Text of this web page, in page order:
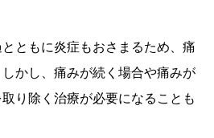
ともに炎症もおさまるため、痛
かし、痛みが続く場合や痛みが
り除く治療が必要になることも